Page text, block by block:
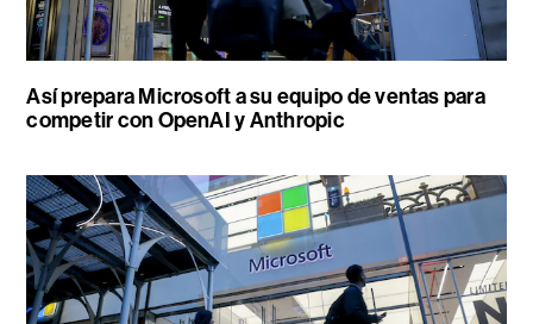
Así prepara Microsoft a su equipo de ventas para
competir con OpenAI y Anthropic